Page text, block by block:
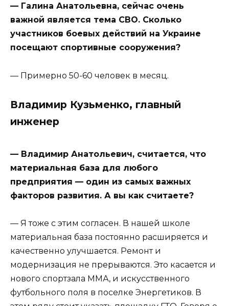
— Галина Анатольевна, сейчас очень
важной является тема СВО. Сколько
участников боевых действий на Украине
посещают спортивные сооружения?
— Примерно 50-60 человек в месяц.
Владимир Кузьменко, главный
инженер
— Владимир Анатольевич, считается, что
материальная база для любого
предприятия — один из самых важных
факторов развития. А вы как считаете?
— Я тоже с этим согласен. В нашей школе
материальная база постоянно расширяется и
качественно улучшается. Ремонт и
модернизация не прерываются. Это касается и
нового спортзала ММА, и искусственного
футбольного поля в поселке Энергетиков. В